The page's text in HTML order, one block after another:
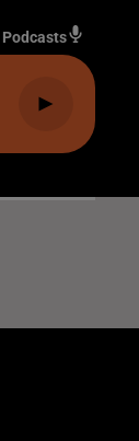
Podcasts